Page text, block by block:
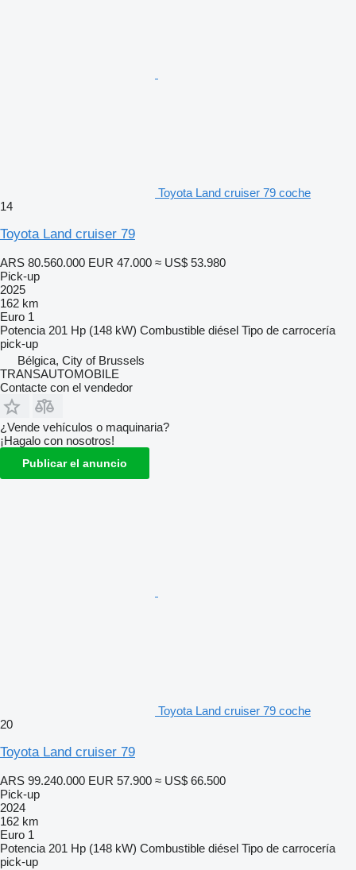
Toyota Land cruiser 79 coche
14
Toyota Land cruiser 79
ARS 80.560.000 EUR 47.000 ≈ US$ 53.980
Pick-up
2025
162 km
Euro 1
Potencia 201 Hp (148 kW) Combustible diésel Tipo de carrocería
pick-up
Bélgica, City of Brussels
TRANSAUTOMOBILE
Contacte con el vendedor
¿Vende vehículos o maquinaria?
¡Hagalo con nosotros!
Publicar el anuncio
Toyota Land cruiser 79 coche
20
Toyota Land cruiser 79
ARS 99.240.000 EUR 57.900 ≈ US$ 66.500
Pick-up
2024
162 km
Euro 1
Potencia 201 Hp (148 kW) Combustible diésel Tipo de carrocería
pick-up